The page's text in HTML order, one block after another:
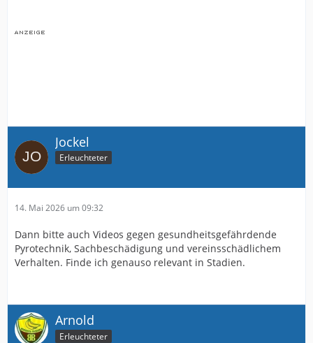
Jockel
Erleuchteter
14. Mai 2026 um 09:32
Dann bitte auch Videos gegen gesundheitsgefährdende
Pyrotechnik, Sachbeschädigung und vereinsschädlichem
Verhalten. Finde ich genauso relevant in Stadien.
Arnold
Erleuchteter